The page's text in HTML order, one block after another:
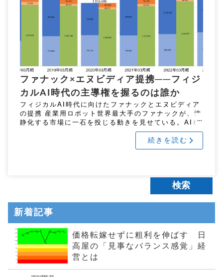
ファナック×エヌビディア提携──フィジ
カルAI時代の主導権を握るのは誰か
フィジカルAI時代に向けたファナックとエヌビディア
の提携 産業用ロボット世界最大手のファナックが、沈
静化する市場に一石を投じる動きを見せている。AIを
活用した新時代のモノづくり──いわゆる「フィジカ
続きを読む
新着記事
価格転嫁せずに粗利を伸ばす 日
高屋の「見事なバランス感覚」経
営とは